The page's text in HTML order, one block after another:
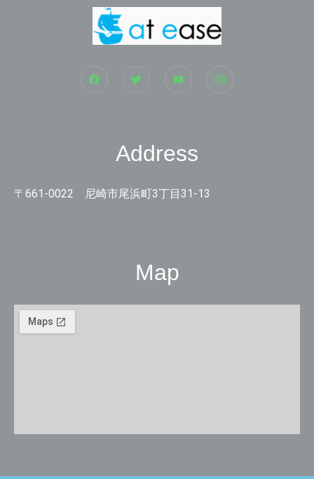
Address
〒661-0022 尼崎市尾浜町3丁目31-13
Map